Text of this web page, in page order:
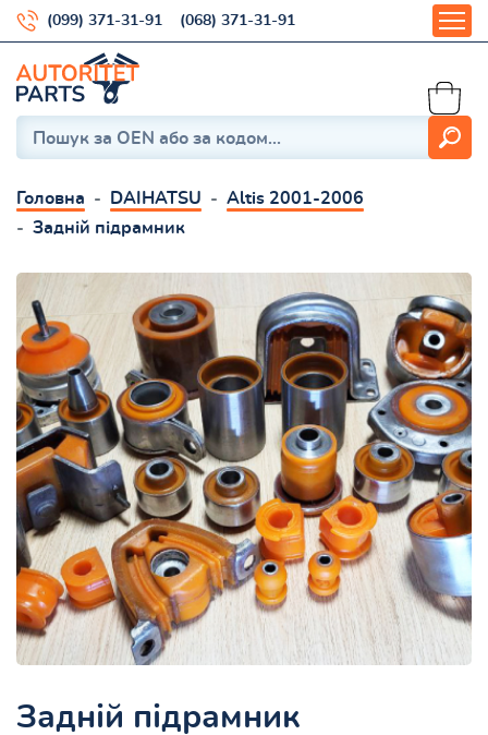
(099) 371-31-91 (068) 371-31-91
Головна DAIHATSU
Altis 2001-2006
Задній підрамник
Задній підрамник